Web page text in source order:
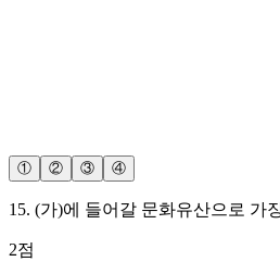
① ② ③ ④
15. (가)에 들어갈 문화유산으로 가
2점